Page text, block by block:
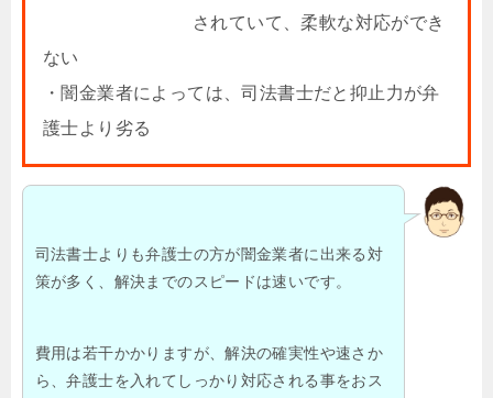
されていて、柔軟な対応ができ
ない
・闇金業者によっては、司法書士だと抑止力が弁
護士より劣る
司法書士よりも弁護士の方が闇金業者に出来る対
策が多く、解決までのスピードは速いです。
費用は若干かかりますが、解決の確実性や速さか
ら、弁護士を入れてしっかり対応される事をおス